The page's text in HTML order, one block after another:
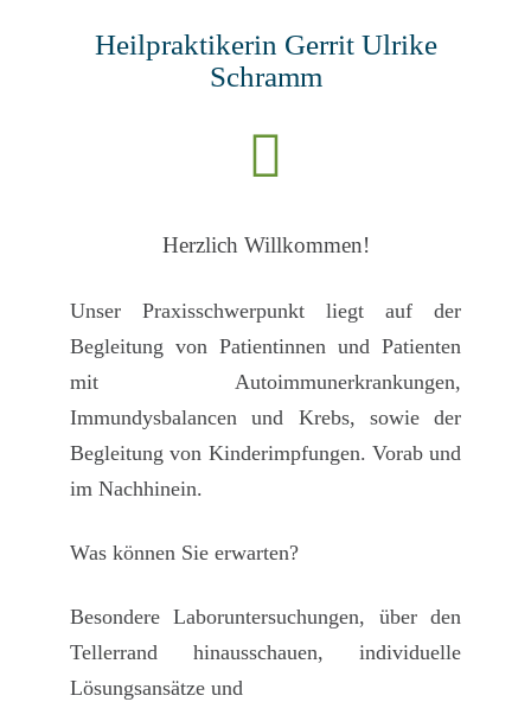
Heilpraktikerin Gerrit Ulrike
Schramm
Herzlich Willkommen!
Unser Praxisschwerpunkt liegt auf der
Begleitung von Patientinnen und Patienten
mit Autoimmunerkrankungen,
Immundysbalancen und Krebs, sowie der
Begleitung von Kinderimpfungen. Vorab und
im Nachhinein.
Was können Sie erwarten?
Besondere Laboruntersuchungen, über den
Tellerrand hinausschauen, individuelle
Lösungsansätze und